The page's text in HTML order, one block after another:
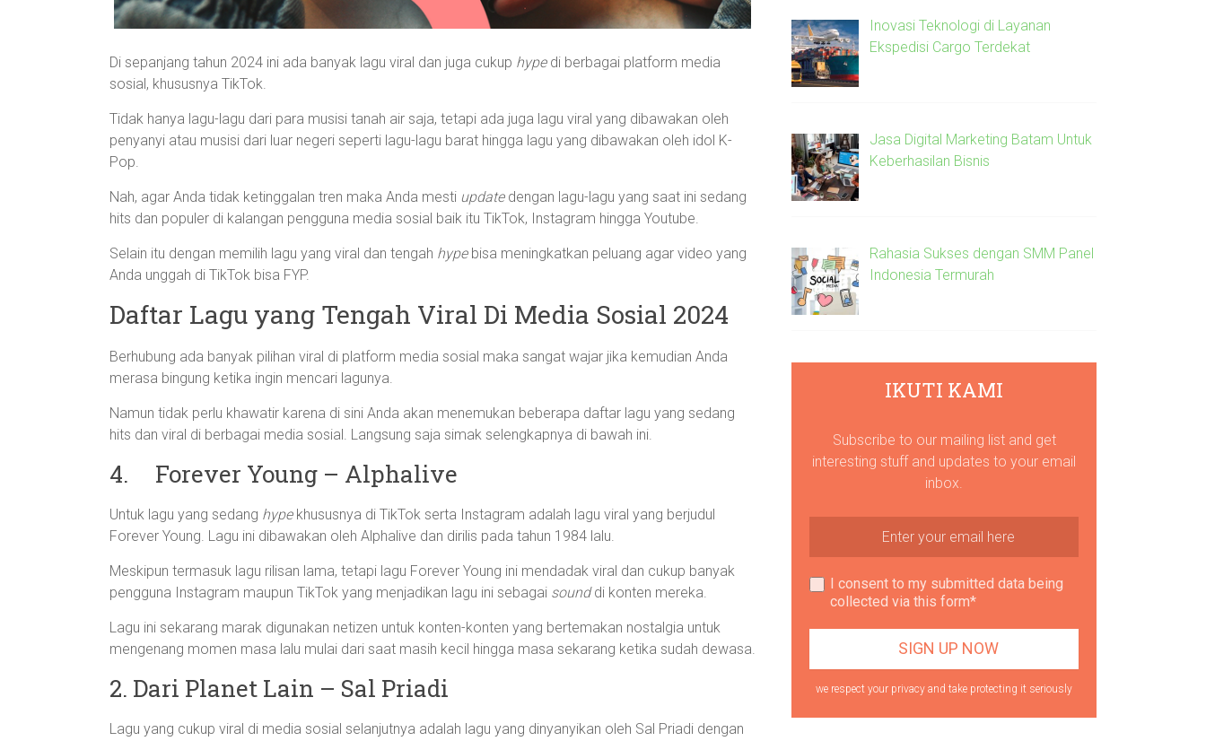
Di sepanjang tahun 2024 ini ada banyak lagu viral dan juga cukup hypedi berbagai platform media
sosial, khususnya TikTok.
Tidak hanya lagu-lagu dari para musisi tanah air saja, tetapi ada juga lagu viral yang dibawakan oleh
penyanyi atau musisi dari luar negeri seperti lagu-lagu barat hingga lagu yang dibawakan oleh idol K-
Pop.
Nah, agar Anda tidak ketinggalan tren maka Anda mesti update dengan lagu-lagu yang saat ini sedang
hits dan populer di kalangan pengguna media sosial baik itu TikTok, Instagram hingga Youtube.
Selain itu dengan memilih lagu yang viral dan tengah hype bisa meningkatkan peluang agar video yang
Anda unggah di TikTok bisa FYP.
Daftar Lagu yang Tengah Viral Di Media Sosial 2024
Berhubung ada banyak pilihan viral di platform media sosial maka sangat wajar jika kemudian Anda
merasa bingung ketika ingin mencari lagunya.
Namun tidak perlu khawatir karena di sini Anda akan menemukan beberapa daftar lagu yang sedang
hits dan viral di berbagai media sosial. Langsung saja simak selengkapnya di bawah ini.
4. Forever Young – Alphalive
Untuk lagu yang sedang hype khususnya di TikTok serta Instagram adalah lagu viral yang berjudul
Forever Young. Lagu ini dibawakan oleh Alphalive dan dirilis pada tahun 1984 lalu.
Meskipun termasuk lagu rilisan lama, tetapi lagu Forever Young ini mendadak viral dan cukup banyak
pengguna Instagram maupun TikTok yang menjadikan lagu ini sebagai sounddi konten mereka.
Lagu ini sekarang marak digunakan netizen untuk konten-konten yang bertemakan nostalgia untuk
mengenang momen masa lalu mulai dari saat masih kecil hingga masa sekarang ketika sudah dewasa.
2. Dari Planet Lain – Sal Priadi
Lagu yang cukup viral di media sosial selanjutnya adalah lagu yang dinyanyikan oleh Sal Priadi dengan
Inovasi Teknologi di Layanan
Ekspedisi Cargo Terdekat
Jasa Digital Marketing Batam Untuk
Keberhasilan Bisnis
Rahasia Sukses dengan SMM Panel
Indonesia Termurah
IKUTI KAMI
Subscribe to our mailing list and get
interesting stuff and updates to your email
inbox.
I consent to my submitted data being
collected via this form*
we respect your privacy and take protecting it seriously